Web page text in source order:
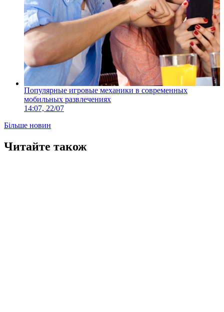
Популярные игровые механики в современных
мобильных развлечениях
14:07, 22/07
Більше новин
Читайте також